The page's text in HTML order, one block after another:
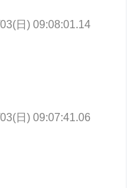
日) 09:08:01.14
日) 09:07:41.06